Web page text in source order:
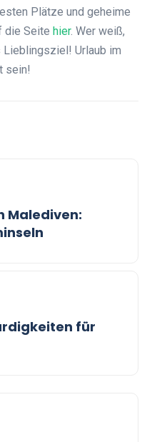
Plätze und geheime
die Seite hier. Wer weiß,
Urlaub im
sein!
Malediven:
für